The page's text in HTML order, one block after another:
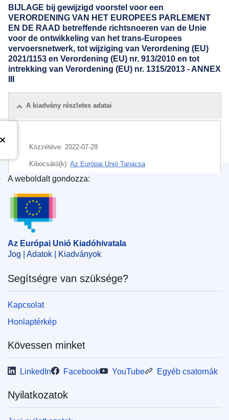
BIJLAGE bij gewijzigd voorstel voor een
VERORDENING VAN HET EUROPEES PARLEMENT
EN DE RAAD betreffende richtsnoeren van de Unie
voor de ontwikkeling van het trans-Europees
vervoersnetwerk, tot wijziging van Verordening (EU)
2021/1153 en Verordening (EU) nr. 913/2010 en tot
intrekking van Verordening (EU) nr. 1315/2013 - ANNEX
A kiadvány részletes adatai
Közzétéve: 2022-07-28
Kibocsátó(k): Az Európai Unió Tanácsa
IMMC : ST 11657 2022 ADD 15
Az Európai Unió Kiadóhivatala
A weboldalt gondozza:
Az Európai Unió Kiadóhivatala
Jog | Adatok | Kiadványok
Segítségre van szüksége?
Kapcsolat
Honlaptérkép
Kövessen minket
LinkedIn Facebook YouTube Egyéb csatornák
Nyilatkozatok